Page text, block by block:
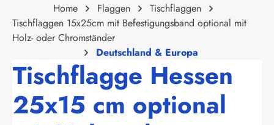
Home Flaggen
Tischflaggen
Tischflaggen 15x25cm mit Befestigungsband optional mit
Holz- oder Chromständer
Deutschland & Europa
Tischflagge Hessen
25x15 cm optional